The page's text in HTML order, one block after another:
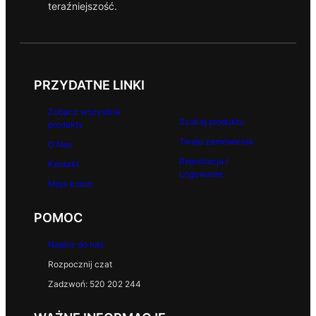
ł
teraźniejszość.
PRZYDATNE LINKI
Zobacz wszystkie
produkty
O Nas
Kontakt
Moje konto
Szukaj produktu
Twoje zamówienia
Rejestracja /
Logowanie
POMOC
Napisz do nas
Rozpocznij czat
Zadzwoń: 520 202 244